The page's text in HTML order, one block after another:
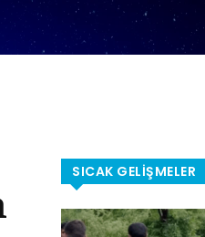
SICAK GELIŞMELER